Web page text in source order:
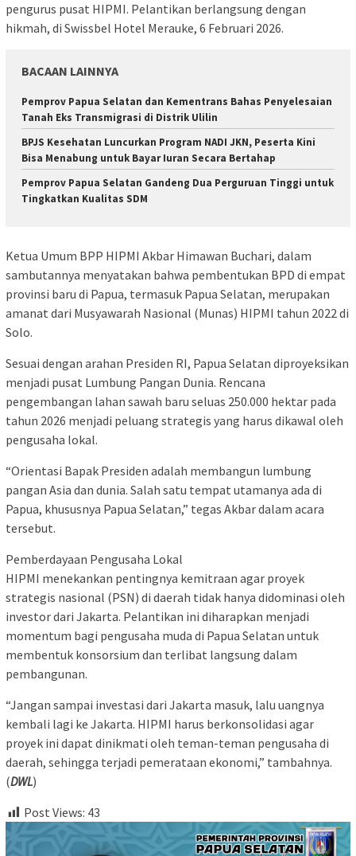
pengurus pusat HIPMI. Pelantikan berlangsung dengan
hikmah, di Swissbel Hotel Merauke, 6 Februari 2026.
BACAAN LAINNYA
Pemprov Papua Selatan dan Kementrans Bahas Penyelesaian
Tanah Eks Transmigrasi di Distrik Ulilin
BPJS Kesehatan Luncurkan Program NADI JKN, Peserta Kini
Bisa Menabung untuk Bayar Iuran Secara Bertahap
Pemprov Papua Selatan Gandeng Dua Perguruan Tinggi untuk
Tingkatkan Kualitas SDM
Ketua Umum BPP HIPMI Akbar Himawan Buchari, dalam
sambutannya menyatakan bahwa pembentukan BPD di empat
provinsi baru di Papua, termasuk Papua Selatan, merupakan
amanat dari Musyawarah Nasional (Munas) HIPMI tahun 2022 di
Solo.
Sesuai dengan arahan Presiden RI, Papua Selatan diproyeksikan
menjadi pusat Lumbung Pangan Dunia. Rencana
pengembangan lahan sawah baru seluas 250.000 hektar pada
tahun 2026 menjadi peluang strategis yang harus dikawal oleh
pengusaha lokal.
“Orientasi Bapak Presiden adalah membangun lumbung
pangan Asia dan dunia. Salah satu tempat utamanya ada di
Papua, khususnya Papua Selatan,” tegas Akbar dalam acara
tersebut.
Pemberdayaan Pengusaha Lokal
HIPMI menekankan pentingnya kemitraan agar proyek
strategis nasional (PSN) di daerah tidak hanya didominasi oleh
investor dari Jakarta. Pelantikan ini diharapkan menjadi
momentum bagi pengusaha muda di Papua Selatan untuk
membentuk konsorsium dan terlibat langsung dalam
pembangunan.
“Jangan sampai investasi dari Jakarta masuk, lalu uangnya
kembali lagi ke Jakarta. HIPMI harus berkonsolidasi agar
proyek ini dapat dinikmati oleh teman-teman pengusaha di
daerah, sehingga terjadi pemerataan ekonomi,” tambahnya.
(DWL)
Post Views: 43